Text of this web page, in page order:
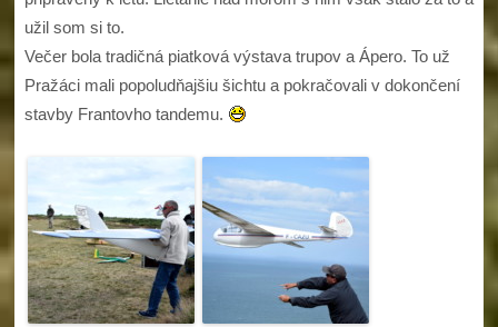
užil som si to.
Večer bola tradičná piatková výstava trupov a Ápero. To už
Pražáci mali popoludňajšiu šichtu a pokračovali v dokončení
stavby Frantovho tandemu.